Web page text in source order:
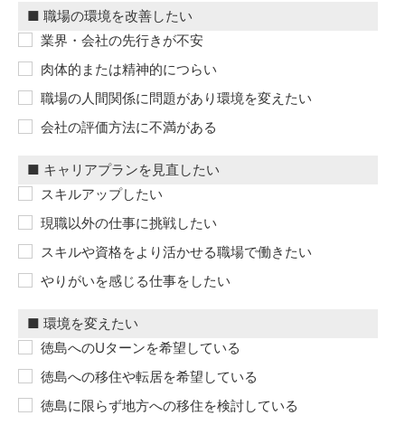
業界・会社の先行きが不安
肉体的または精神的につらい
職場の人間関係に問題があり環境を変えたい
会社の評価方法に不満がある
スキルアップしたい
現職以外の仕事に挑戦したい
スキルや資格をより活かせる職場で働きたい
やりがいを感じる仕事をしたい
徳島へのUターンを希望している
徳島への移住や転居を希望している
徳島に限らず地方への移住を検討している